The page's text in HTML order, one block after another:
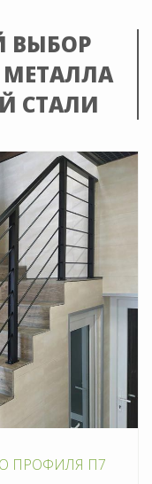
ВЫБОР
СТАЛИ
ПРОФИЛЯ П7